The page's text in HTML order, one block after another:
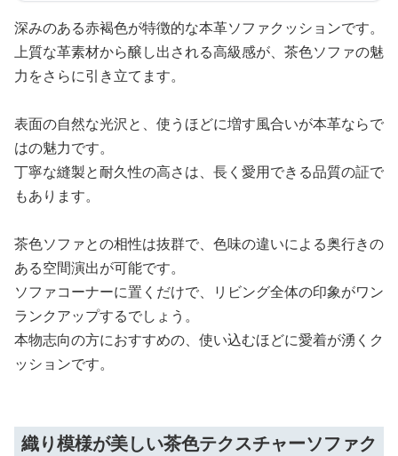
深みのある赤褐色が特徴的な本革ソファクッションです。
上質な革素材から醸し出される高級感が、茶色ソファの魅
力をさらに引き立てます。
表面の自然な光沢と、使うほどに増す風合いが本革ならで
はの魅力です。
丁寧な縫製と耐久性の高さは、長く愛用できる品質の証で
もあります。
茶色ソファとの相性は抜群で、色味の違いによる奥行きの
ある空間演出が可能です。
ソファコーナーに置くだけで、リビング全体の印象がワン
ランクアップするでしょう。
本物志向の方におすすめの、使い込むほどに愛着が湧くク
ッションです。
織り模様が美しい茶色テクスチャーソファク